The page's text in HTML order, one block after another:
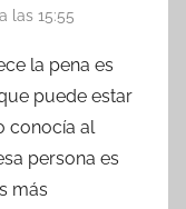
las 15:55
la pena es
puede estar
conocía al
persona es
más